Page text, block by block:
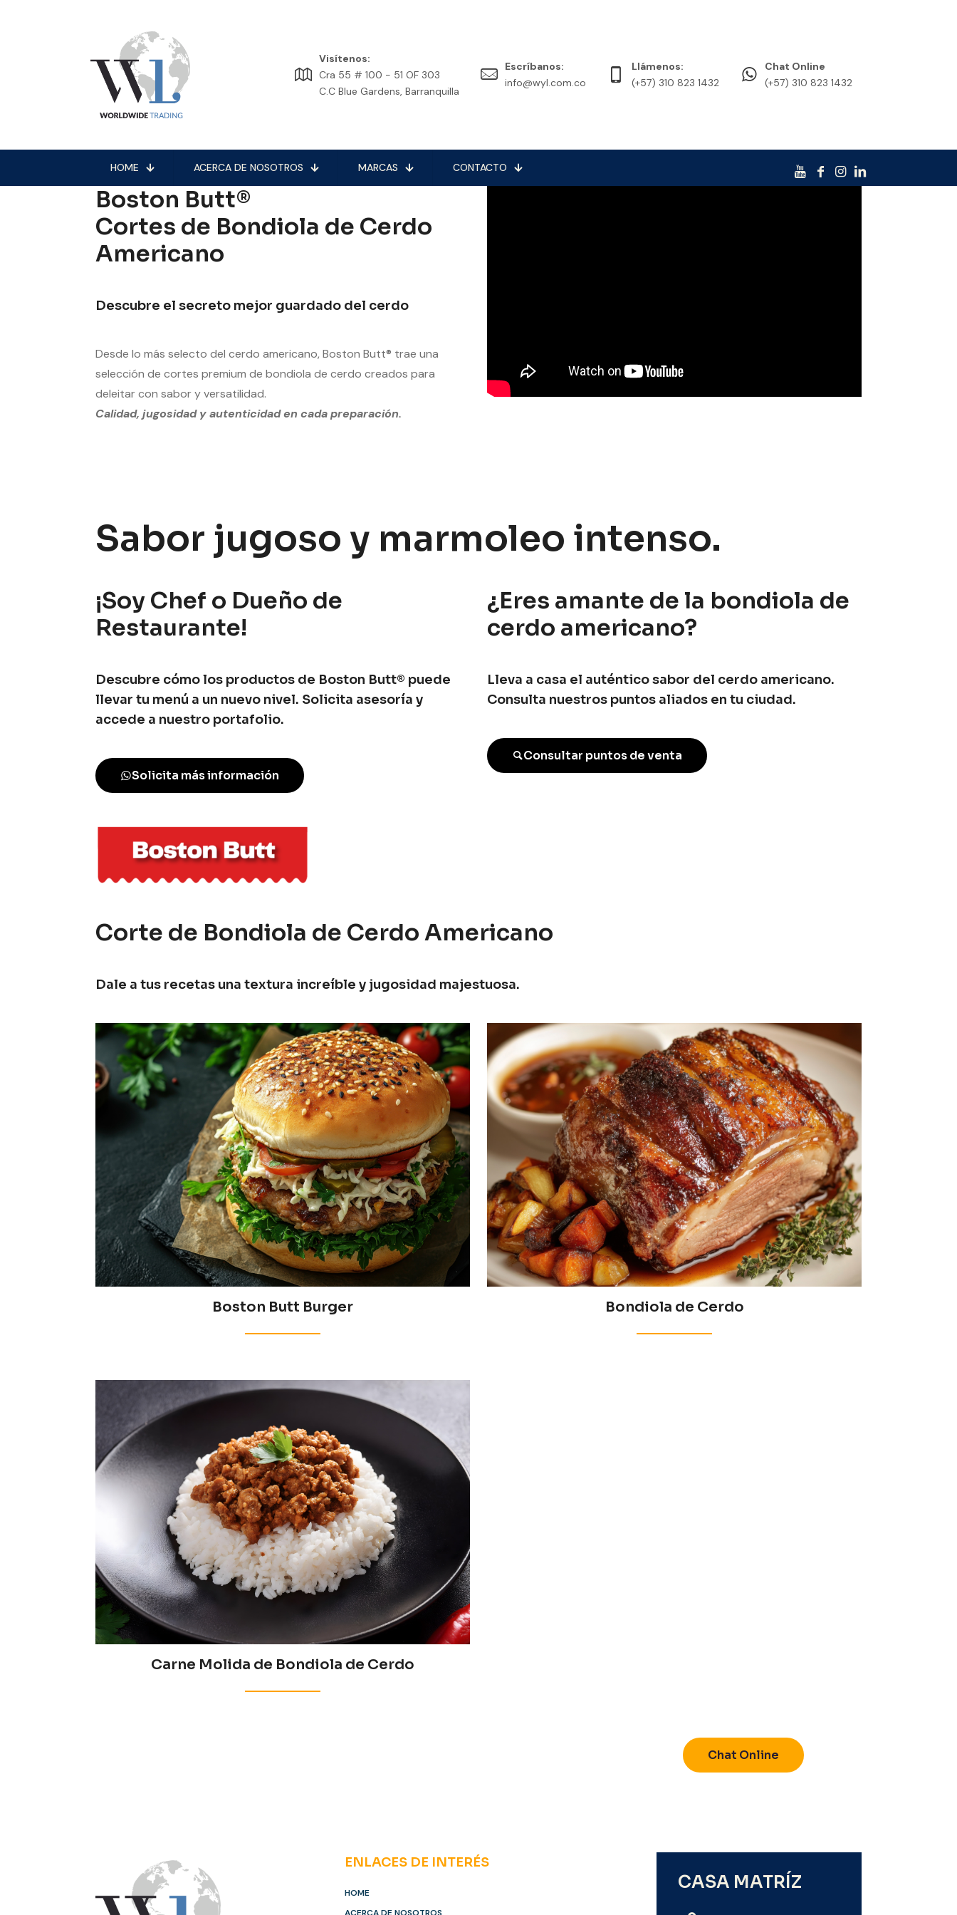
Visítenos:
Cra 55 # 100 - 51 OF 303
C.C Blue Gardens, Barranquilla
Escríbanos:
info@wyl.com.co
Llámenos:
(+57) 310 823 1432
Chat Online
(+57) 310 823 1432
HOME ACERCA DE NOSOTROS MARCAS CONTACTO
Boston Butt®
Cortes de Bondiola de Cerdo
Americano
Descubre el secreto mejor guardado del cerdo
Desde lo más selecto del cerdo americano, Boston Butt® trae una
selección de cortes premium de bondiola de cerdo creados para
deleitar con sabor y versatilidad.
Calidad, jugosidad y autenticidad en cada preparación.
Sabor jugoso y marmoleo intenso.
¡Soy Chef o Dueño de
Restaurante!
Descubre cómo los productos de Boston Butt® puede
llevar tu menú a un nuevo nivel. Solicita asesoría y
accede a nuestro portafolio.
Solicita más información
¿Eres amante de la bondiola de
cerdo americano?
Lleva a casa el auténtico sabor del cerdo americano.
Consulta nuestros puntos aliados en tu ciudad.
Consultar puntos de venta
Corte de Bondiola de Cerdo Americano
Dale a tus recetas una textura increíble y jugosidad majestuosa.
Boston Butt Burger Bondiola de Cerdo
Carne Molida de Bondiola de Cerdo
Chat Online
ENLACES DE INTERÉS
HOME
CASA MATRÍZ